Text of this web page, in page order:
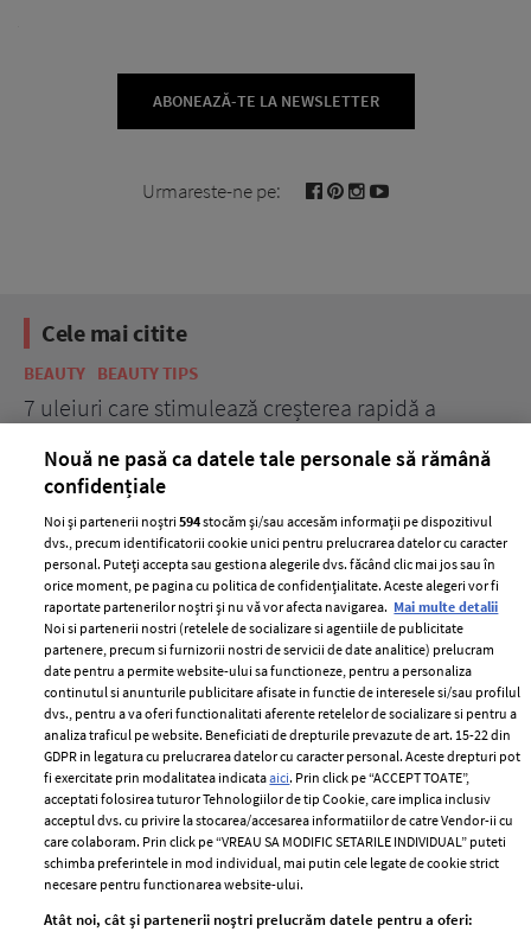
ABONEAZĂ-TE LA NEWSLETTER
Urmareste-ne pe:
Cele mai citite
BEAUTY BEAUTY TIPS
7 uleiuri care stimulează creșterea rapidă a
ELLE Style Awards
2024
Despre ELLE
Romania
Contact
Abonamente
Termeni si conditii
Politica de
confidențialitate
Politica de cookies
Publicitate
femei
Nouă ne pasă ca datele tale personale să rămână
confidențiale
Noi și partenerii noștri594stocăm și/sau accesăm informații pe dispozitivul
dvs., precum identificatorii cookie unici pentru prelucrarea datelor cu caracter
personal. Puteți accepta sau gestiona alegerile dvs. făcând clic mai jos sau în
orice moment, pe pagina cu politica de confidențialitate. Aceste alegeri vor fi
raportate partenerilor noștri și nu vă vor afecta navigarea. Mai multe detalii
Noi si partenerii nostri (retelele de socializare si agentiile de publicitate
partenere, precum si furnizorii nostri de servicii de date analitice) prelucram
date pentru a permite website-ului sa functioneze, pentru a personaliza
continutul si anunturile publicitare afisate in functie de interesele si/sau profilul
dvs., pentru a va oferi functionalitati aferente retelelor de socializare si pentru a
analiza traficul pe website. Beneficiati de drepturile prevazute de art. 15-22 din
GDPR in legatura cu prelucrarea datelor cu caracter personal. Aceste drepturi pot
fi exercitate prin modalitatea indicataaici. Prin click pe “ACCEPT TOATE”,
acceptati folosirea tuturor Tehnologiilor de tip Cookie, care implica inclusiv
acceptul dvs. cu privire la stocarea/accesarea informatiilor de catre Vendor-ii cu
care colaboram. Prin click pe “VREAU SA MODIFIC SETARILE INDIVIDUAL” puteti
schimba preferintele in mod individual, mai putin cele legate de cookie strict
necesare pentru functionarea website-ului.
Atât noi, cât și partenerii noștri prelucrăm datele pentru a oferi: